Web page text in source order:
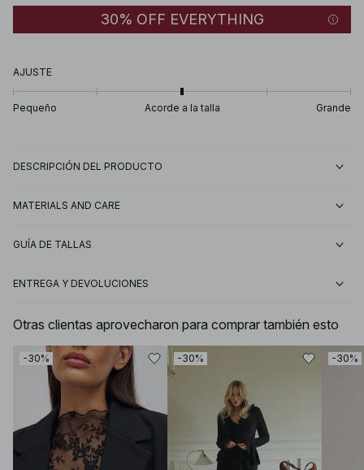
30% OFF EVERYTHING
AJUSTE
Pequeño Acorde a la talla Grande
DESCRIPCIÓN DEL PRODUCTO
MATERIALS AND CARE
GUÍA DE TALLAS
ENTREGA Y DEVOLUCIONES
Otras clientas aprovecharon para comprar también esto
-30% -30% -30%